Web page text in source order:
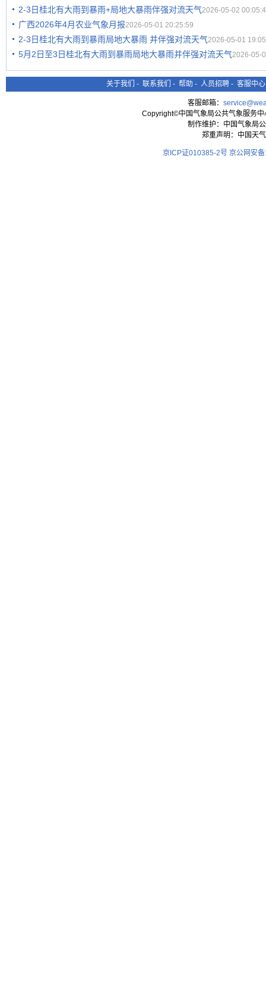
2-3日桂北有大雨到暴雨+局地大暴雨伴强对流天气2026-05-02
广西2026年4月农业气象月报2026-05-01 20:25:59
2-3日桂北有大雨到暴雨局地大暴雨 并伴强对流天气2026-05-01
5月2日至3日桂北有大雨到暴雨局地大暴雨并伴强对流天气2026-05-
关于我们 - 联系我们 - 帮助 - 人员招聘 - 客服中心
客服邮箱：
Copyright©中国气象局公共气象服务
制作维护：中国气象局
郑重声明：中国天
京ICP证010385-2号 京公网安